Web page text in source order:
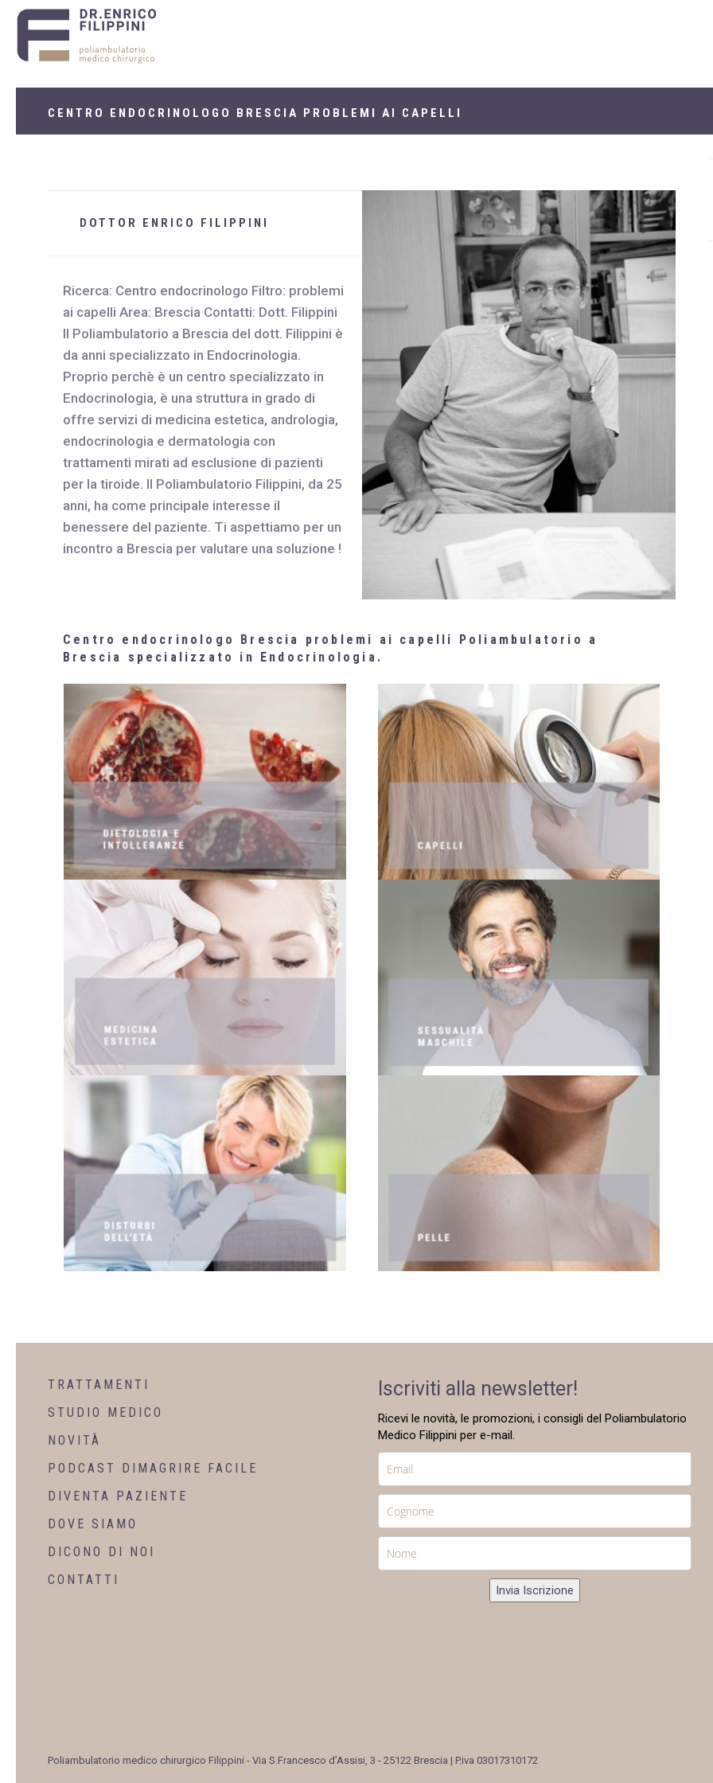
CENTRO ENDOCRINOLOGO BRESCIA PROBLEMI AI CAPELLI
DOTTOR ENRICO FILIPPINI
Ricerca: Centro endocrinologo Filtro: problemi
ai capelli Area: Brescia Contatti: Dott. Filippini
Il Poliambulatorio a Brescia del dott. Filippini è
da anni specializzato in Endocrinologia.
Proprio perchè è un centro specializzato in
Endocrinologia, è una struttura in grado di
offre servizi di medicina estetica, andrologia,
endocrinologia e dermatologia con
trattamenti mirati ad esclusione di pazienti
per la tiroide. Il Poliambulatorio Filippini, da 25
anni, ha come principale interesse il
benessere del paziente. Ti aspettiamo per un
incontro a Brescia per valutare una soluzione !
Centro endocrinologo Brescia problemi ai capelli Poliambulatorio a
Brescia specializzato in Endocrinologia.
TRATTAMENTI
STUDIO MEDICO
NOVITÀ
PODCAST DIMAGRIRE FACILE
DIVENTA PAZIENTE
DOVE SIAMO
DICONO DI NOI
CONTATTI
Iscriviti alla newsletter!
Ricevi le novità, le promozioni, i consigli del Poliambulatorio
Medico Filippini per e-mail.
Invia Iscrizione
Poliambulatorio medico chirurgico Filippini - Via S.Francesco d’Assisi, 3 - 25122 Brescia | P.iva 03017310172